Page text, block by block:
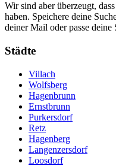
Wir sind aber überzeugt,
haben. Speichere deine
deiner Mail oder passe deine
Städte
Villach
Wolfsberg
Hagenbrunn
Ernstbrunn
Purkersdorf
Retz
Hagenberg
Langenzersdorf
Loosdorf